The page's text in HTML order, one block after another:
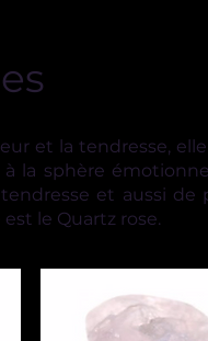
et la tendresse,
la sphère
et aussi
le Quartz rose.